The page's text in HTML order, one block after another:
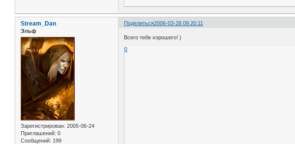
Поделиться2006-03-28 09:20:11
Stream_Dan
Эльф
Зарегистрирован: 2005-06-24
Приглашений: 0
Сообщений: 199
Всего тебе хорошего! )
0